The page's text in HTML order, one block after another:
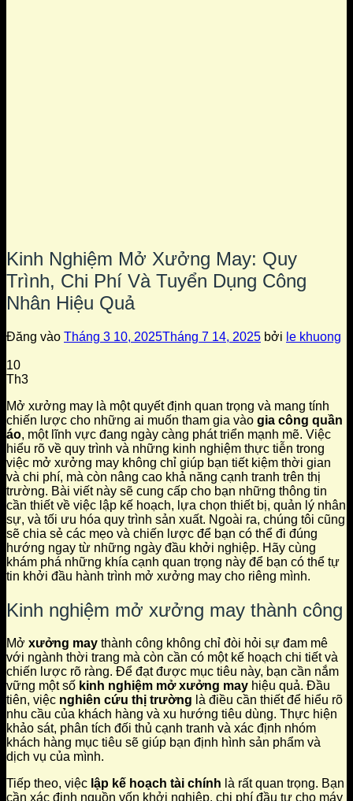
Kinh Nghiệm Mở Xưởng May: Quy
Trình, Chi Phí Và Tuyển Dụng Công
Nhân Hiệu Quả
Đăng vào Tháng 3 10, 2025Tháng 7 14, 2025 bởi le khuong
10
Th3
Mở xưởng may là một quyết định quan trọng và mang tính
chiến lược cho những ai muốn tham gia vào gia công quần
áo, một lĩnh vực đang ngày càng phát triển mạnh mẽ. Việc
hiểu rõ về quy trình và những kinh nghiệm thực tiễn trong
việc mở xưởng may không chỉ giúp bạn tiết kiệm thời gian
và chi phí, mà còn nâng cao khả năng cạnh tranh trên thị
trường. Bài viết này sẽ cung cấp cho bạn những thông tin
cần thiết về việc lập kế hoạch, lựa chọn thiết bị, quản lý nhân
sự, và tối ưu hóa quy trình sản xuất. Ngoài ra, chúng tôi cũng
sẽ chia sẻ các mẹo và chiến lược để bạn có thể đi đúng
hướng ngay từ những ngày đầu khởi nghiệp. Hãy cùng
khám phá những khía cạnh quan trọng này để bạn có thể tự
tin khởi đầu hành trình mở xưởng may cho riêng mình.
Kinh nghiệm mở xưởng may thành công
Mở xưởng may thành công không chỉ đòi hỏi sự đam mê
với ngành thời trang mà còn cần có một kế hoạch chi tiết và
chiến lược rõ ràng. Để đạt được mục tiêu này, bạn cần nắm
vững một số kinh nghiệm mở xưởng may hiệu quả. Đầu
tiên, việc nghiên cứu thị trường là điều cần thiết để hiểu rõ
nhu cầu của khách hàng và xu hướng tiêu dùng. Thực hiện
khảo sát, phân tích đối thủ cạnh tranh và xác định nhóm
khách hàng mục tiêu sẽ giúp bạn định hình sản phẩm và
dịch vụ của mình.
Tiếp theo, việc lập kế hoạch tài chính là rất quan trọng. Bạn
cần xác định nguồn vốn khởi nghiệp, chi phí đầu tư cho máy